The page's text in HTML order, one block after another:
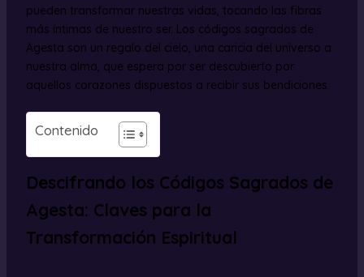
pueden transformar nuestras vidas, tocando las fibras
más íntimas de nuestro ser. Los códigos sagrados de
Agesta son un regalo del cielo, una caricia del universo a
nuestra alma, que espera por ser descubierto por
aquellos corazones dispuestos a recibir sus bendiciones.
Contenido
Descifrando los Códigos Sagrados de
Agesta: Claves para la
Transformación Espiritual